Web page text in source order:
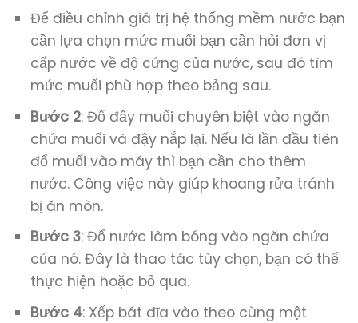
Để điều chỉnh giá trị hệ thống mềm nước bạn
cần lựa chọn mức muối bạn cần hỏi đơn vị
cấp nước về độ cứng của nước, sau đó tìm
mức muối phù hợp theo bảng sau.
Bước 2: Đổ đầy muối chuyên biệt vào ngăn
chứa muối và đậy nắp lại. Nếu là lần đầu tiên
đổ muối vào máy thì bạn cần cho thêm
nước. Công việc này giúp khoang rửa tránh
bị ăn mòn.
Bước 3: Đổ nước làm bóng vào ngăn chứa
của nó. Đây là thao tác tùy chọn, bạn có thể
thực hiện hoặc bỏ qua.
Bước 4: Xếp bát đĩa vào theo cùng một